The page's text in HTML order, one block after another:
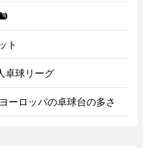
🐿️
ト
卓球リーグ
ーロッパの卓球台の多さ